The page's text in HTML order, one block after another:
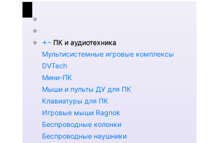
+- ПК и аудиотехника
Мультисистемные игровые комплексы
DVTech
Мини-ПК
Мыши и пульты ДУ для ПК
Клавиатуры для ПК
Игровые мыши Ragnok
Беспроводные колонки
Беспроводные наушники